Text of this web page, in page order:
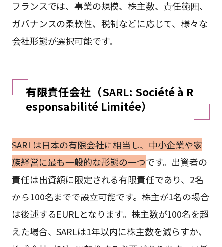
フランスでは、事業の規模、株主数、責任範囲、
ガバナンスの柔軟性、税制などに応じて、様々な
会社形態が選択可能です。
有限責任会社（SARL: Société à R
esponsabilité Limitée）
SARLは日本の有限会社に相当し、中小企業や家
族経営に最も一般的な形態の一つです。出資者の
責任は出資額に限定される有限責任であり、2名
から100名までで設立可能です。株主が1名の場合
は後述するEURLとなります。株主数が100名を超
えた場合、SARLは1年以内に株主数を減らすか、